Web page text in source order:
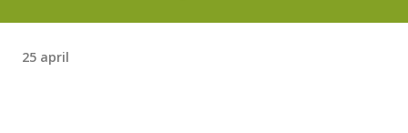
25 april